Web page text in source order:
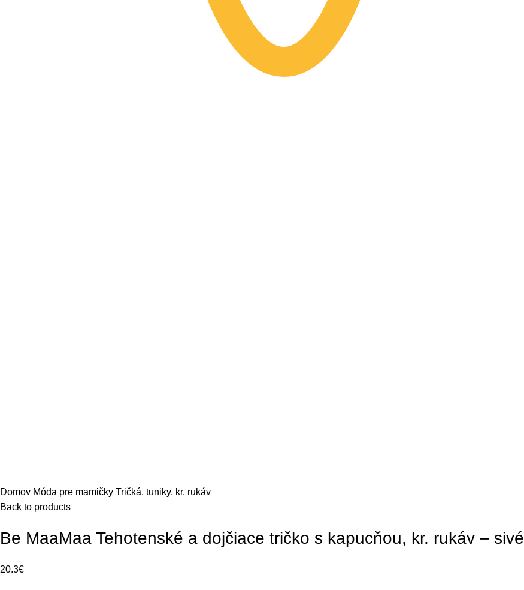
Domov Móda pre mamičky Tričká, tuniky, kr. rukáv
Back to products
Be MaaMaa Tehotenské a dojčiace tričko s kapucňou, kr. rukáv – sivé
20.3€